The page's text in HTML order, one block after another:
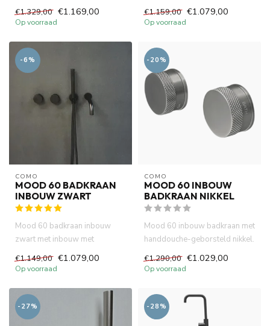
inbouw met handdouche en 23
...
€1.329,00 €1.169,00
Op voorraad
PVD met inbouw met
handdouc...
€1.159,00 €1.079,00
Op voorraad
-6%
COMO
MOOD 60 BADKRAAN
INBOUW ZWART
Mood 60 badkraan inbouw
zwart met inbouw met
handdouche en 23 cm uitloop.
Incl. ...
€1.149,00 €1.079,00
Op voorraad
-20%
COMO
MOOD 60 INBOUW
BADKRAAN NIKKEL
Mood 60 inbouw badkraan met
handdouche-geborsteld nikkel.
23 cm uitloop. Incl. 2...
€1.290,00 €1.029,00
Op voorraad
-27% -28%